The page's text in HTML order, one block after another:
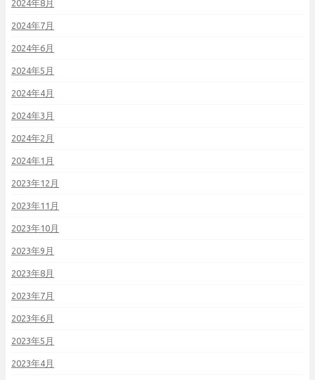
2024年8月
2024年7月
2024年6月
2024年5月
2024年4月
2024年3月
2024年2月
2024年1月
2023年12月
2023年11月
2023年10月
2023年9月
2023年8月
2023年7月
2023年6月
2023年5月
2023年4月